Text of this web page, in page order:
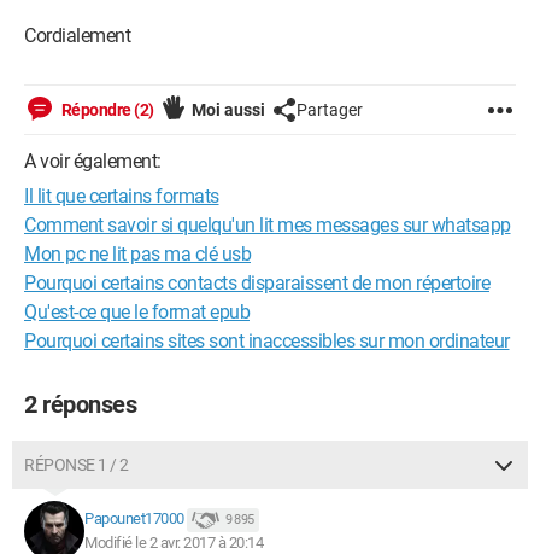
Cordialement
Répondre (2) Moi aussi Partager
A voir également:
Il lit que certains formats
Comment savoir si quelqu'un lit mes messages sur whatsapp
Mon pc ne lit pas ma clé usb
Pourquoi certains contacts disparaissent de mon répertoire
Qu'est-ce que le format epub
Pourquoi certains sites sont inaccessibles sur mon ordinateur
2 réponses
RÉPONSE 1 / 2
Papounet17000 9 895
Modifié le 2 avr. 2017 à 20:14